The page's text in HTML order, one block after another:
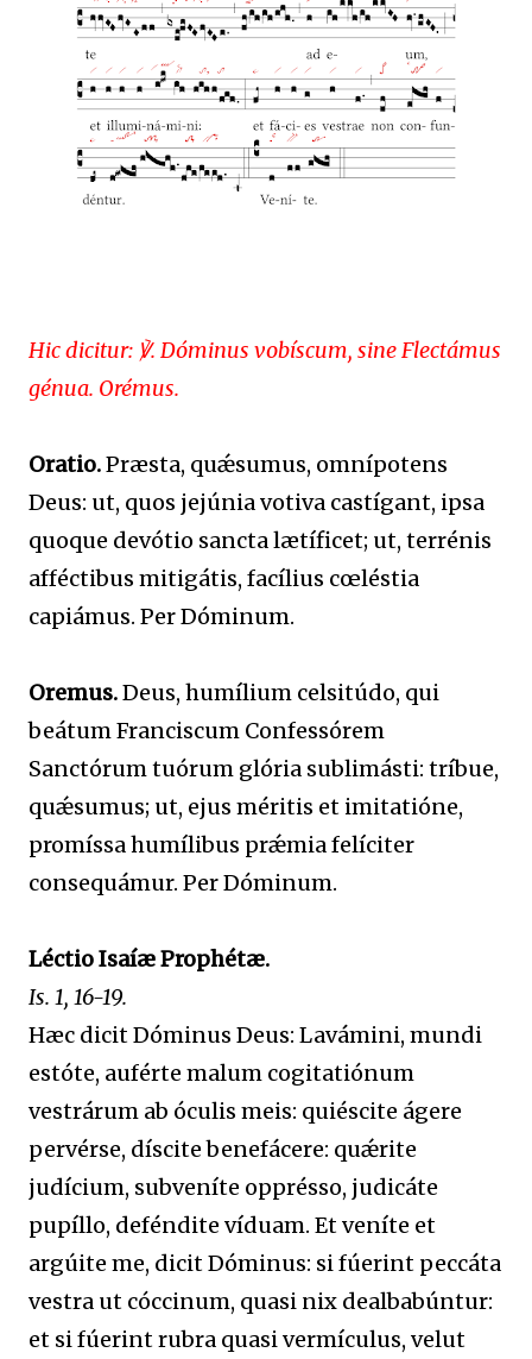
Hic dicitur: ℣. Dóminus vobíscum, sine Flectámus
génua. Orémus.
Oratio.Præsta, quǽsumus, omnípotens
Deus: ut, quos jejúnia votiva castígant, ipsa
quoque devótio sancta lætíficet; ut, terrénis
afféctibus mitigátis, facílius cœléstia
capiámus. Per Dóminum.
Oremus.Deus, humílium celsitúdo, qui
beátum Franciscum Confessórem
Sanctórum tuórum glória sublimásti: tríbue,
quǽsumus; ut, ejus méritis et imitatióne,
promíssa humílibus prǽmia felíciter
consequámur. Per Dóminum.
Léctio Isaíæ Prophétæ.
Is. 1, 16-19.
Hæc dicit Dóminus Deus: Lavámini, mundi
estóte, auférte malum cogitatiónum
vestrárum ab óculis meis: quiéscite ágere
pervérse, díscite benefácere: quǽrite
judícium, subveníte opprésso, judicáte
pupíllo, deféndite víduam. Et veníte et
argúite me, dicit Dóminus: si fúerint peccáta
vestra ut cóccinum, quasi nix dealbabúntur:
et si fúerint rubra quasi vermículus, velut